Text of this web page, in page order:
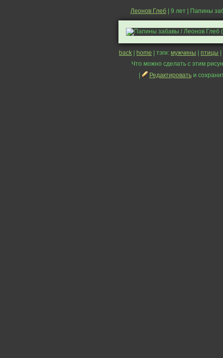
Леонов Глеб | 9 лет | Папины
back home | тэги: мужчины птицы
Что можно сделать с этим
Редактироватьи